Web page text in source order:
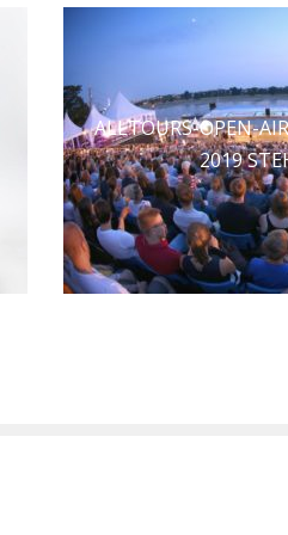
ALLTOURS-OPEN-
2019